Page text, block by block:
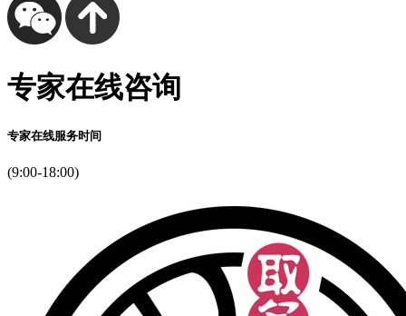
专家在线咨询
专家在线服务时间
(9:00-18:00)